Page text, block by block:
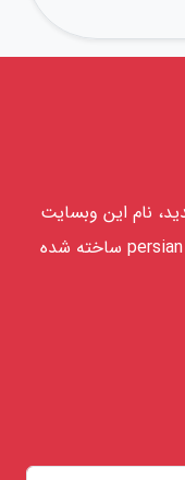
نام این وبسایت
pbmusic است و از اختصار persian bird music ساخته شده